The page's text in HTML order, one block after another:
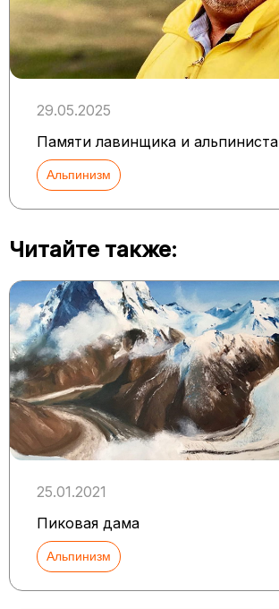
29.05.2025
Памяти лавинщика и альпиниста
Альпинизм
Читайте также:
25.01.2021
Пиковая дама
Альпинизм